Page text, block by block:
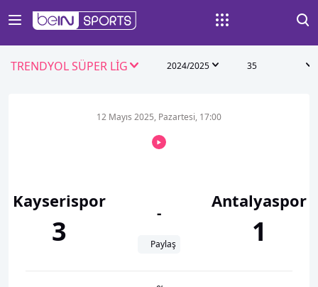
TRENDYOL SÜPER LİG 2024/2025 35
Kayserispor
3
12 Mayıs 2025, Pazartesi, 17:00
-
Paylaş
Antalyaspor
1